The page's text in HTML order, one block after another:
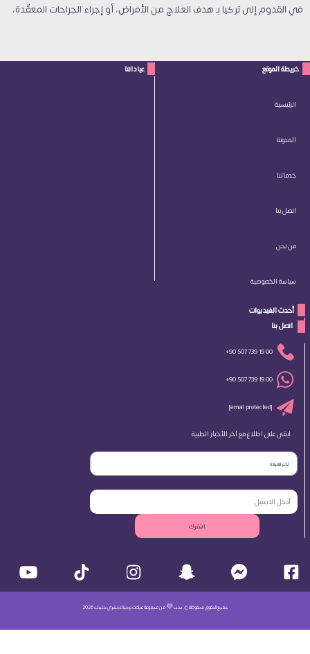
في القدوم إلى تركيا بـ هدف العلاج من الأمراض، أو إجراء الجراحات المعقّدة،
خريطة الموقع
الرئيسية
المدونة
خدماتنا
اتصل بنا
من نحن
سياسة الخصوصية
عياداتنا
أحدث الفيديوات
اتصل بنا
+90 507 739 19 00
+90 507 739 19 00
[email protected]
ابقى على اطلاع مع آخر الأخبار الطبية
اختر العيادة
اشترك
جميع الحقوق محفوظة ©. بحب 💜 من مجموعة عيادات تركيا لاكشري كلينك 2026